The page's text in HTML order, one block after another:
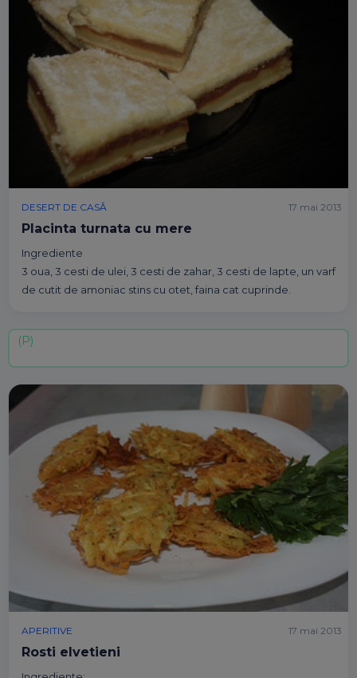
DESERT DE CASĂ
Placinta turnata cu mere
Ingrediente
3 oua, 3 cesti de ulei, 3 cesti de zahar, 3 cesti de lapte, un varf
de cutit de amoniac stins cu otet, faina cat cuprinde.
17 mai 2013
APERITIVE
Rosti elvetieni
17 mai 2013